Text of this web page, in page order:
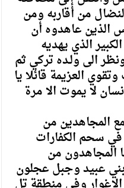
من أقاربه ومن
الذين عاهدوه أن
الذي يهديه
الى ولـده تركي ثم
العزيمة قائلا يا
لا يموت الا مرة
المجاهدين من
في سحم الكفارات
المجاهدون من
عبيد وجبل عجلون